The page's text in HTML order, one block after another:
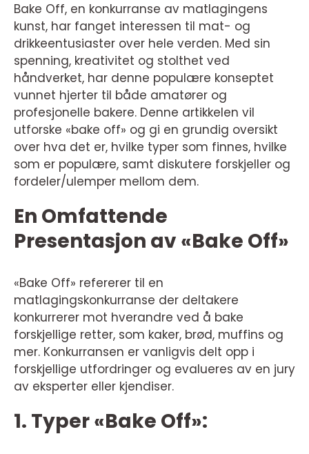
Bake Off, en konkurranse av matlagingens
kunst, har fanget interessen til mat- og
drikkeentusiaster over hele verden. Med sin
spenning, kreativitet og stolthet ved
håndverket, har denne populære konseptet
vunnet hjerter til både amatører og
profesjonelle bakere. Denne artikkelen vil
utforske «bake off» og gi en grundig oversikt
over hva det er, hvilke typer som finnes, hvilke
som er populære, samt diskutere forskjeller og
fordeler/ulemper mellom dem.
En Omfattende
Presentasjon av «Bake Off»
«Bake Off» refererer til en
matlagingskonkurranse der deltakere
konkurrerer mot hverandre ved å bake
forskjellige retter, som kaker, brød, muffins og
mer. Konkurransen er vanligvis delt opp i
forskjellige utfordringer og evalueres av en jury
av eksperter eller kjendiser.
1. Typer «Bake Off»: